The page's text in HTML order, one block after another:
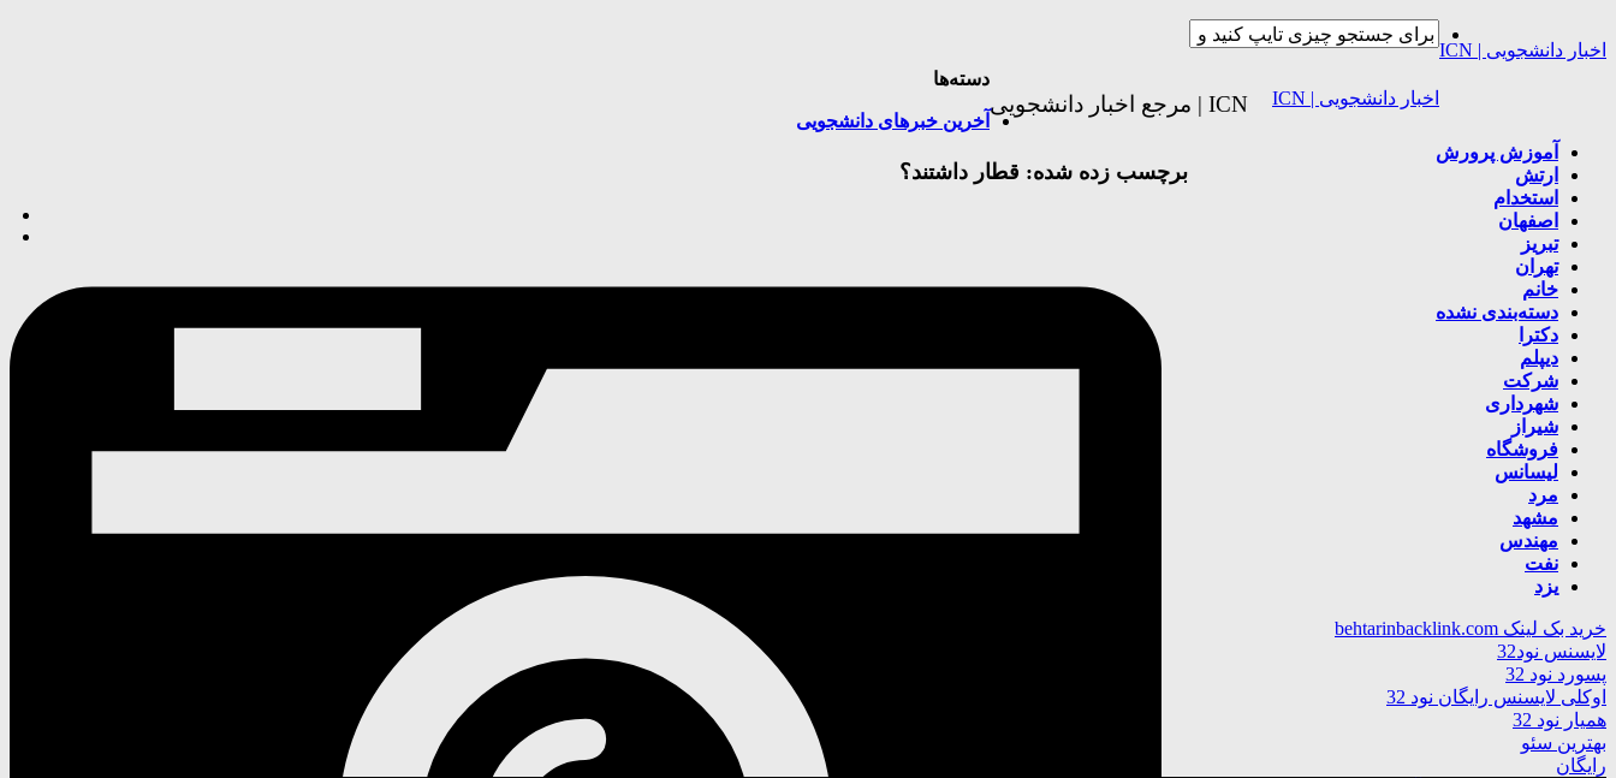
اخبار دانشجویی | ICN
اخبار دانشجویی | ICN ICN | مرجع اخبار دانشجویی
برچسب زده شده: قطار داشتند؟
دسته‌ها
آخرین خبرهای دانشجویی
آموزش پرورش
ارتش
استخدام
اصفهان
تبریز
تهران
خانم
دسته‌بندی نشده
دکترا
دیپلم
شرکت
شهرداری
شیراز
فروشگاه
لیسانس
مرد
مشهد
مهندس
نفت
یزد
خرید بک لینک behtarinbacklink.com
لایسنس نود32
پسورد نود 32
اوکلی لایسنس رایگان نود 32
همیار نود 32
بهترین سئو
رایگان